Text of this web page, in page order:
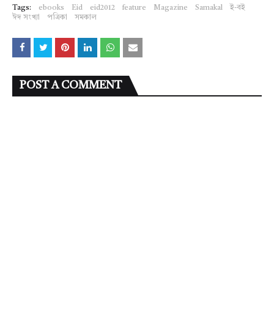
Tags: ebooks Eid eid2012 feature Magazine Samakal
ই-বই
ঈদ সংখ্যা
পত্রিকা সমকাল
POST A COMMENT